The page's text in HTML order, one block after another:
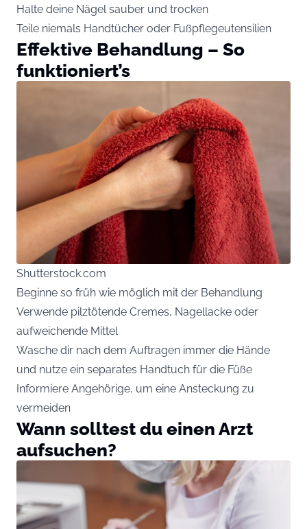
Halte deine Nägel sauber und trocken
Teile niemals Handtücher oder Fußpflegeutensilien
Effektive Behandlung – So
funktioniert’s
Shutterstock.com
Beginne so früh wie möglich mit der Behandlung
Verwende pilztötende Cremes, Nagellacke oder
aufweichende Mittel
Wasche dir nach dem Auftragen immer die Hände
und nutze ein separates Handtuch für die Füße
Informiere Angehörige, um eine Ansteckung zu
vermeiden
Wann solltest du einen Arzt
aufsuchen?